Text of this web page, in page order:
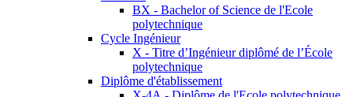
BX - Bachelor of Science de l'Ecole
polytechnique
Cycle Ingénieur
X - Titre d’Ingénieur diplômé de l’École
polytechnique
Diplôme d'établissement